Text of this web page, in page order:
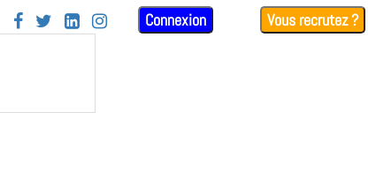
    Connexion Vous recrutez ?